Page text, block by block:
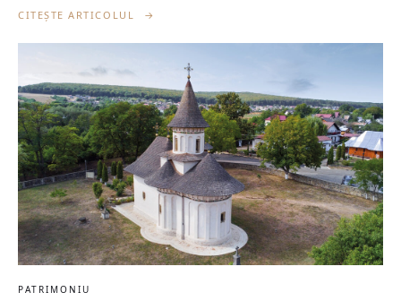
CITEȘTE ARTICOLUL →
PATRIMONIU